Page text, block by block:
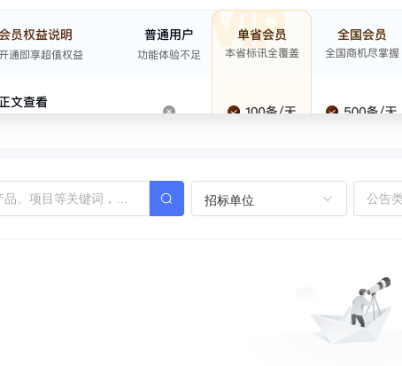
招标单位